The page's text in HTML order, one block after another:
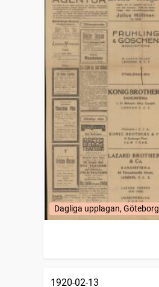
Dagliga upplagan, Göteborg
1920-02-13